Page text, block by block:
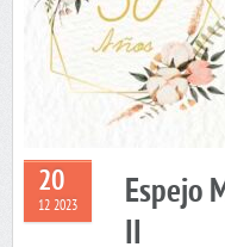
20
12 2023
Espejo
II